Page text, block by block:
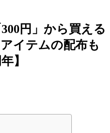
円」から買える
イテムの配布も
】